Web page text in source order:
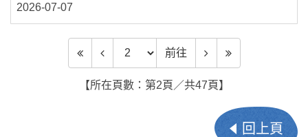
2026-07-07
前往頁數 前往
【所在頁數：第2頁／共47頁】
回上頁